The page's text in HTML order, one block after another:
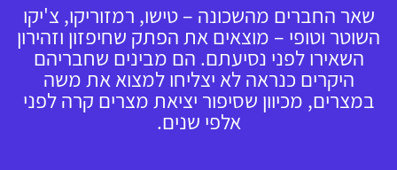
שאר החברים מהשכונה – טישו, רמזוריקו, צ'יקו
השוטר וטופי – מוצאים את הפתק שחיפזון וזהירון
השאירו לפני נסיעתם. הם מבינים שחבריהם
היקרים כנראה לא יצליחו למצוא את משה
במצרים, מכיוון שסיפור יציאת מצרים קרה לפני
אלפי שנים.